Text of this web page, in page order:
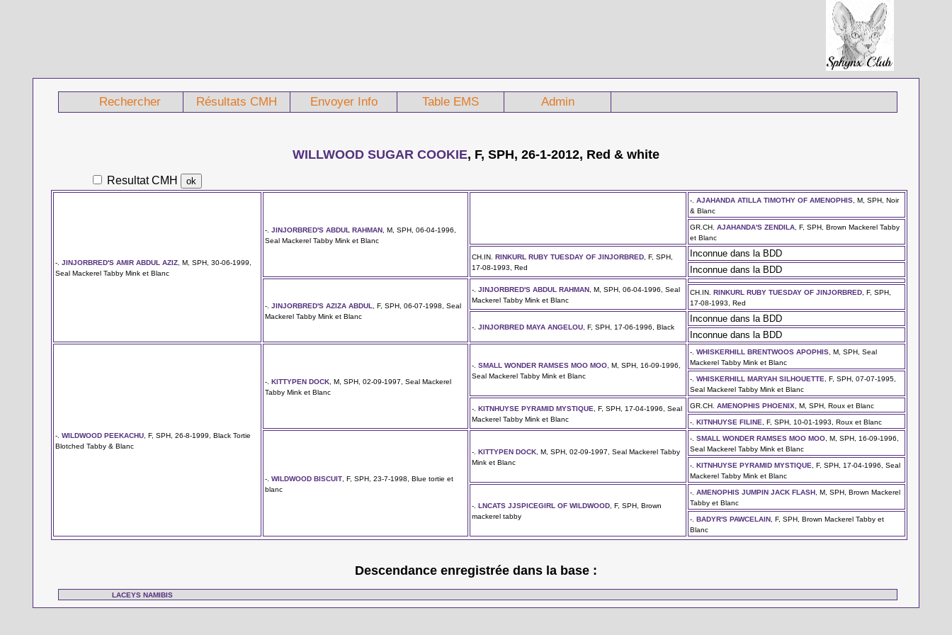
Rechercher Résultats CMH Envoyer Info Table EMS Admin
WILLWOOD SUGAR COOKIE, F, SPH, 26-1-2012, Red & white
Resultat CMH
-.JINJORBRED'S AMIR ABDUL AZIZ , M, SPH, 30-06-1999,
Seal Mackerel Tabby Mink et Blanc
-.JINJORBRED'S ABDUL RAHMAN , M, SPH, 06-04-1996,
Seal Mackerel Tabby Mink et Blanc
-.AJAHANDA ATILLA TIMOTHY OF AMENOPHIS , M, SPH, Noir
& Blanc
GR.CH.AJAHANDA'S ZENDILA , F, SPH, Brown Mackerel Tabby
et Blanc
CH.IN.RINKURL RUBY TUESDAY OF JINJORBRED , F, SPH,
17-08-1993, Red
Inconnue dans la BDD
Inconnue dans la BDD
-.JINJORBRED'S AZIZA ABDUL
, F, SPH, 06-07-1998, Seal
Mackerel Tabby Mink et Blanc
-.JINJORBRED'S ABDUL RAHMAN , M, SPH, 06-04-1996, Seal
Mackerel Tabby Mink et Blanc
CH.IN.RINKURL RUBY TUESDAY OF JINJORBRED , F, SPH,
17-08-1993, Red
-.JINJORBRED MAYA ANGELOU , F, SPH, 17-06-1996, Black
Inconnue dans la BDD
Inconnue dans la BDD
-.WILDWOOD PEEKACHU , F, SPH, 26-8-1999, Black Tortie
Blotched Tabby & Blanc
-.KITTYPEN DOCK , M, SPH, 02-09-1997, Seal Mackerel
Tabby Mink et Blanc
-.SMALL WONDER RAMSES MOO MOO , M, SPH, 16-09-1996,
Seal Mackerel Tabby Mink et Blanc
-.WHISKERHILL BRENTWOOS APOPHIS , M, SPH, Seal
Mackerel Tabby Mink et Blanc
-.WHISKERHILL MARYAH SILHOUETTE
, F, SPH, 07-07-1995,
Seal Mackerel Tabby Mink et Blanc
-.KITNHUYSE PYRAMID MYSTIQUE
, F, SPH, 17-04-1996, Seal
Mackerel Tabby Mink et Blanc
GR.CH.AMENOPHIS PHOENIX , M, SPH, Roux et Blanc
-.KITNHUYSE FILINE , F, SPH, 10-01-1993, Roux et Blanc
-.WILDWOOD BISCUIT , F, SPH, 23-7-1998, Blue tortie et
blanc
-.KITTYPEN DOCK , M, SPH, 02-09-1997, Seal Mackerel Tabby
Mink et Blanc
-.SMALL WONDER RAMSES MOO MOO , M, SPH, 16-09-1996,
Seal Mackerel Tabby Mink et Blanc
-.KITNHUYSE PYRAMID MYSTIQUE
, F, SPH, 17-04-1996, Seal
Mackerel Tabby Mink et Blanc
-.LNCATS JJSPICEGIRL OF WILDWOOD , F, SPH, Brown
mackerel tabby
-.AMENOPHIS JUMPIN JACK FLASH , M, SPH, Brown Mackerel
Tabby et Blanc
-.BADYR'S PAWCELAIN , F, SPH, Brown Mackerel Tabby et
Blanc
Descendance enregistrée dans la base :
LACEYS NAMIBIS